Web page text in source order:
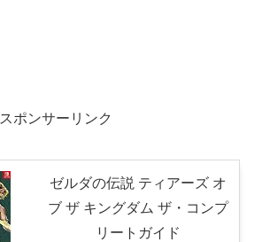
スポンサーリンク
ゼルダの伝説 ティアーズ オ
ブ ザ キングダム ザ・コンプ
リートガイド